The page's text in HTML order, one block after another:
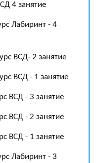
4 занятие
Лабиринт - 4
ВСД- 2 занятие
ВСД - 1 занятие
ВСД - 3 занятие
ВСД - 2 занятие
ВСД - 1 занятие
Лабиринт - 3